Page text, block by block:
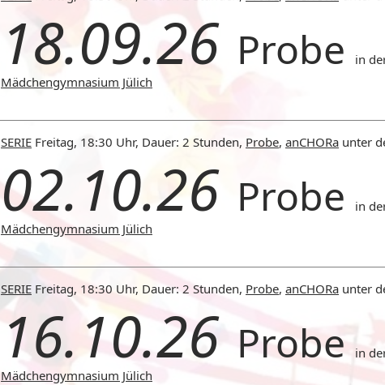
18.09.26 Probe
in
Mädchengymnasium Jülich
SERIE Freitag, 18:30 Uhr, Dauer: 2 Stunden, Probe, anCHORa unter
02.10.26 Probe
in
Mädchengymnasium Jülich
SERIE Freitag, 18:30 Uhr, Dauer: 2 Stunden, Probe, anCHORa unter
16.10.26 Probe
in
Mädchengymnasium Jülich